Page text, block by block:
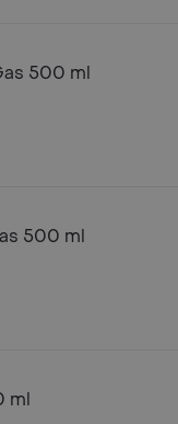
500 ml
500 ml
ml